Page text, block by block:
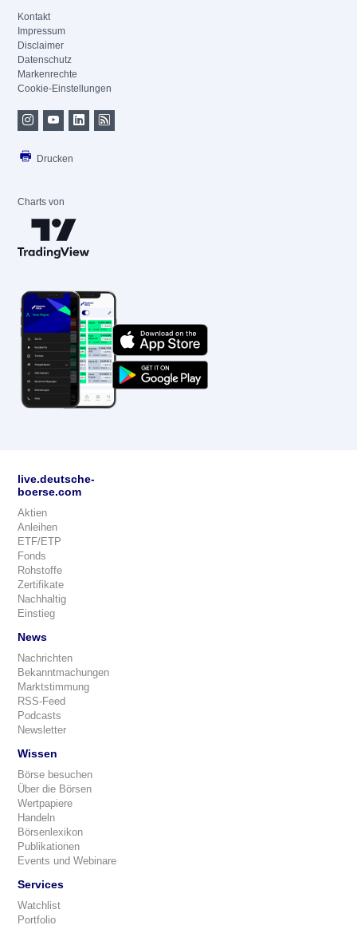
Kontakt
Impressum
Disclaimer
Datenschutz
Markenrechte
Cookie-Einstellungen
Drucken
Charts von
live.deutsche-
boerse.com
Aktien
Anleihen
ETF/ETP
Fonds
Rohstoffe
Zertifikate
Nachhaltig
Einstieg
News
Nachrichten
Bekanntmachungen
Marktstimmung
RSS-Feed
Podcasts
Newsletter
Wissen
Börse besuchen
Über die Börsen
Wertpapiere
Handeln
Börsenlexikon
Publikationen
Events und Webinare
Services
Watchlist
Portfolio